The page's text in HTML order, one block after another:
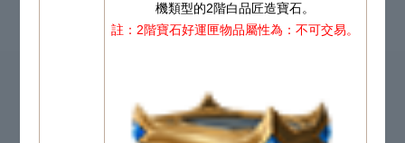
機類型的2階白品匠造寶石。
註：2階寶石好運匣物品屬性為：不可交易。